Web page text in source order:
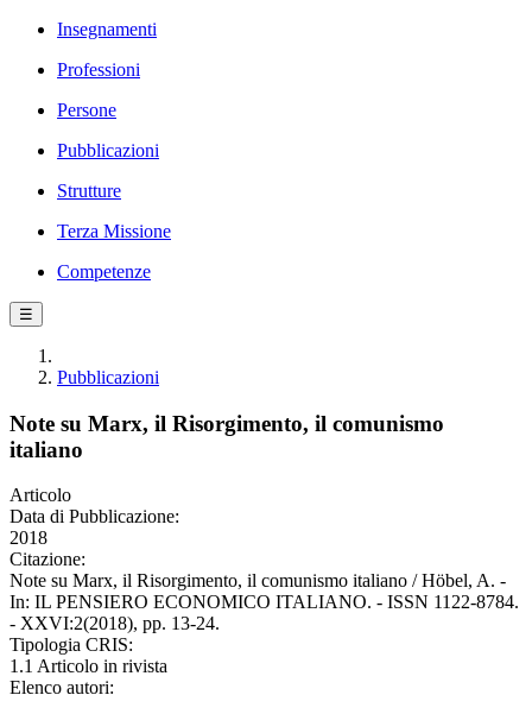
Insegnamenti
Professioni
Persone
Pubblicazioni
Strutture
Terza Missione
Competenze
☰
Pubblicazioni
Note su Marx, il Risorgimento, il comunismo
italiano
Articolo
Data di Pubblicazione:
2018
Citazione:
Note su Marx, il Risorgimento, il comunismo italiano / Höbel, A. -
In: IL PENSIERO ECONOMICO ITALIANO. - ISSN 1122-8784.
- XXVI:2(2018), pp. 13-24.
Tipologia CRIS:
1.1 Articolo in rivista
Elenco autori: